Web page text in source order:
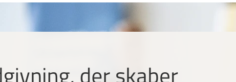
der skaber